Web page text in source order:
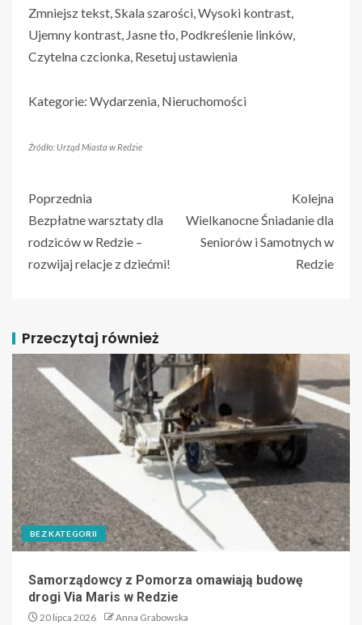
Zmniejsz tekst, Skala szarości, Wysoki kontrast,
Ujemny kontrast, Jasne tło, Podkreślenie linków,
Czytelna czcionka, Resetuj ustawienia
Kategorie: Wydarzenia, Nieruchomości
Źródło: Urząd Miasta w Redzie
Poprzednia
Bezpłatne warsztaty dla
rodziców w Redzie –
rozwijaj relacje z dziećmi!
Kolejna
Wielkanocne Śniadanie dla
Seniorów i Samotnych w
Redzie
Przeczytaj również
BEZ KATEGORII
Samorządowcy z Pomorza omawiają budowę
drogi Via Maris w Redzie
20 lipca 2026 Anna Grabowska